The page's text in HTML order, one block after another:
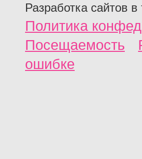
Разработка сайтов в
Политика
Посещаемость
ошибке